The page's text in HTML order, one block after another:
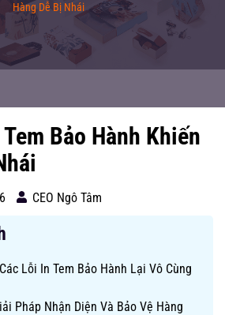
Hàng Dễ Bị Nhái
Bảo Hành Khiến
CEO Ngô Tâm
Lỗi In Tem Bảo Hành Lại Vô Cùng
Pháp Nhận Diện Và Bảo Vệ Hàng